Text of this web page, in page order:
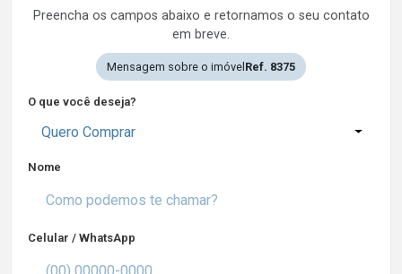
Preencha os campos abaixo e retornamos o seu contato
em breve.
Mensagem sobre o imóvelRef. 8375
O que você deseja?
Quero Comprar
Nome
Celular / WhatsApp